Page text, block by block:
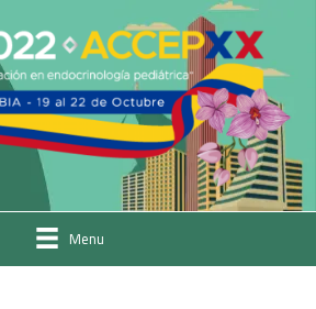
Menu